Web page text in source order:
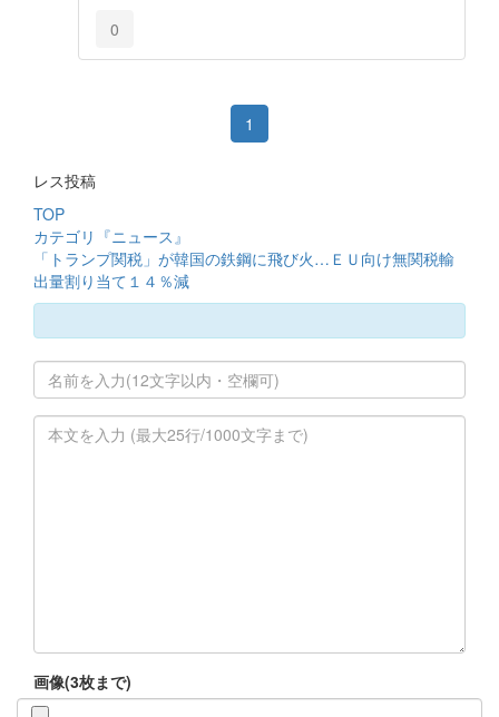
0
1
レス投稿
TOP
カテゴリ『ニュース』
「トランプ関税」が韓国の鉄鋼に飛び火…ＥＵ向け無関税輸
出量割り当て１４％減
画像(3枚まで)